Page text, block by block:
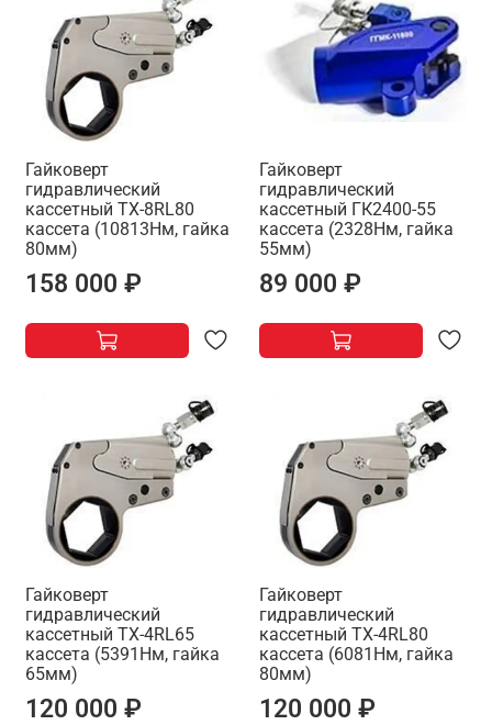
Гайковерт
гидравлический
кассетный TX-8RL80
кассета (10813Нм, гайка
80мм)
158 000 ₽
Гайковерт
гидравлический
кассетный ГК2400-55
кассета (2328Нм, гайка
55мм)
89 000 ₽
Гайковерт
гидравлический
кассетный TX-4RL65
кассета (5391Нм, гайка
65мм)
120 000 ₽
Гайковерт
гидравлический
кассетный TX-4RL80
кассета (6081Нм, гайка
80мм)
120 000 ₽